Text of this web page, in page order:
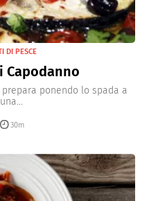
DI PESCE
Capodanno
ponendo lo spada a
30m